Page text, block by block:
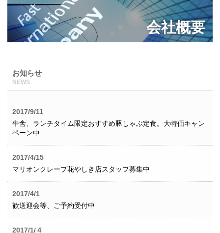
会社概要
お知らせ
NEWS
2017/9/11
牛舎、ランチタイム限定おすすめ豚しゃぶ定食。大特価キャン
ペーン中
2017/4/15
マリオンクレープ花やしき店スタッフ募集中
2017/4/1
歓送迎会等、ご予約受付中
2017/1/４